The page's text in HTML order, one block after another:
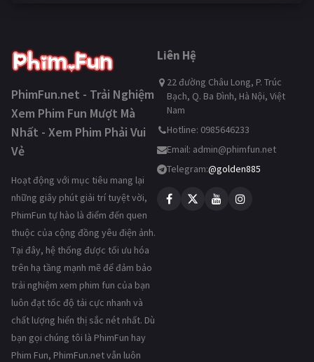
PhimFun.net - Trải Nghiệm
Xem Phim Fun Mượt Mà
Nhất - Xem Phim Phải Vui
Vẻ
Hoạt động với mục tiêu mang lại
những giây phút giải trí tuyệt vời,
PhimFun tự hào là điểm đến quen
thuộc của cộng đồng yêu điện ảnh.
Tại đây, hệ thống được tối ưu hóa
trên hạ tầng mạnh mẽ để đảm bảo
trải nghiệm xem phim fun của bạn
luôn đạt tốc độ tải cực nhanh và
chất lượng hiển thị sắc nét nhất. Dù
bạn gọi chúng tôi là PhimFun hay
Phim Fun, PhimFun.net vẫn luôn
Liên Hệ
22 đường Châu Long, P. Trúc
Bạch, Q. Ba Đình, Hà Nội, Việt
Nam
Hotline: 0985646233
Email: admin@phimfun.net
Telegram:@golden885